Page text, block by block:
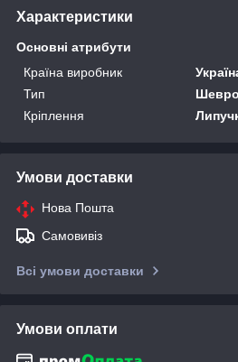
Характеристики
Основні атрибути
Країна виробник
Тип
Кріплення
Умови доставки
Нова Пошта
Самовивіз
Всі умови доставки
Умови оплати